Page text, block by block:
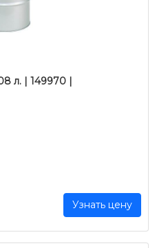
л. | 149970 |
Узнать цену